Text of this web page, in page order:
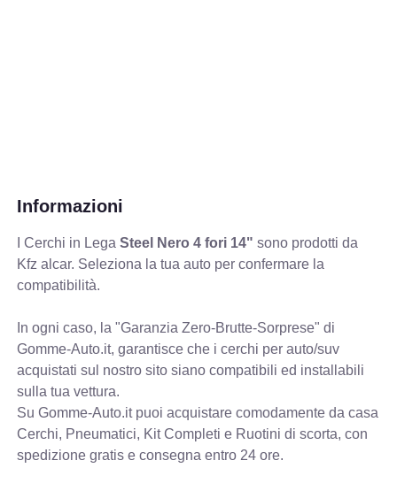
Informazioni
I Cerchi in LegaSteel Nero 4 fori 14" sono prodotti da
Kfz alcar. Seleziona la tua auto per confermare la
compatibilità.
In ogni caso, la "Garanzia Zero-Brutte-Sorprese" di
Gomme-Auto.it, garantisce che i cerchi per auto/suv
acquistati sul nostro sito siano compatibili ed installabili
sulla tua vettura.
Su Gomme-Auto.it puoi acquistare comodamente da casa
Cerchi, Pneumatici, Kit Completi e Ruotini di scorta, con
spedizione gratis e consegna entro 24 ore.